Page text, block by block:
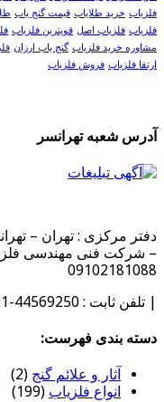
فلزیاب خرید طلایاب قیمت گنج یاب
فلزیاب فلزیاب اصل قویترین فلزیاب
مشاوره خرید فلزیاب گنج یاب ارزان
ارتقا فلزیاب فروش فلزیاب
آدرس شعبه تهرانسر
دفتر مرکزی : تهران –
– شرکت فنی مهندسی
09102181088
| تلفن ثابت : 44569250-021 | ساعات تماس همه روزه 9 الی 17
دسته بندی فهرست:
آثار و علائم گنج (2)
انواع فلزیاب (199)